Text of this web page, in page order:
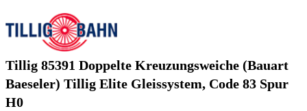
Tillig 85391 Doppelte Kreuzungsweiche (Bauart
Baeseler) Tillig Elite Gleissystem, Code 83 Spur
H0